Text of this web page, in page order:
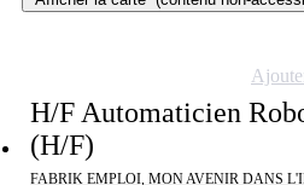
H/F Automaticien
(H/F)
FABRIK EMPLOI, MON AVENIR DANS